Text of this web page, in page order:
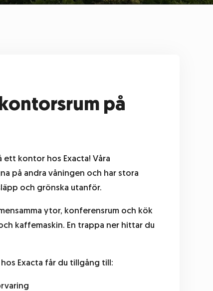
på
kontor hos Exacta! Våra
på andra våningen och har stora
och grönska utanför.
ytor, konferensrum och kök
kaffemaskin. En trappa ner hittar du
Exacta får du tillgång till: